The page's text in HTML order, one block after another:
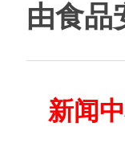
由食品
新闻